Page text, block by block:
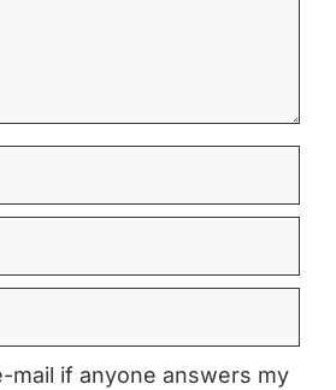
mail if anyone answers my